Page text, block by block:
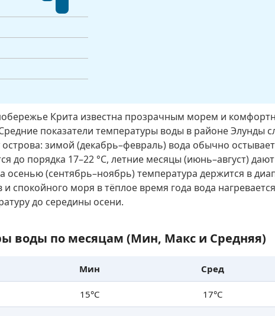
Крита известна прозрачным морем и
показатели температуры воды в районе Элунды
зимой (декабрь–февраль) вода обычно
до порядка 17–22 °C, летние месяцы (июнь–август)
осенью (сентябрь–ноябрь) температура держится в
и спокойного моря в тёплое время года вода
до середины осени.
воды по месяцам (Мин, Макс и Средняя)
Мин Сред
15°C 17°C